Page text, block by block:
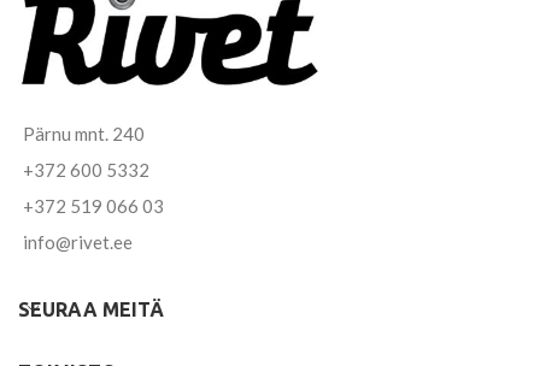
Pärnu mnt. 240
+372 600 5332
+372 519 066 03
info@rivet.ee
SEURAA MEITÄ